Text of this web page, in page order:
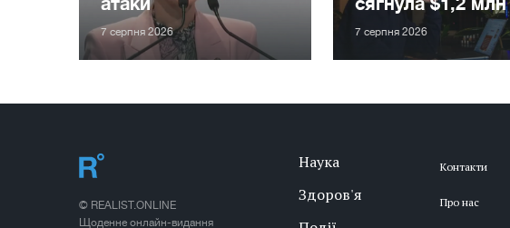
7 серпня 2026 7 серпня 2026
© REALIST.ONLINE
Щоденне онлайн-видання
Наука
Здоров'я
Контакти
Про нас